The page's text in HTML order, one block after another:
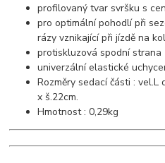
profilovaný tvar svršku s
pro optimální pohodlí při
rázy vznikající při jízdě na
protiskluzová spodní strana
univerzální elastické
Rozměry sedací části : vel.L
x š.22cm.
Hmotnost : 0,29kg